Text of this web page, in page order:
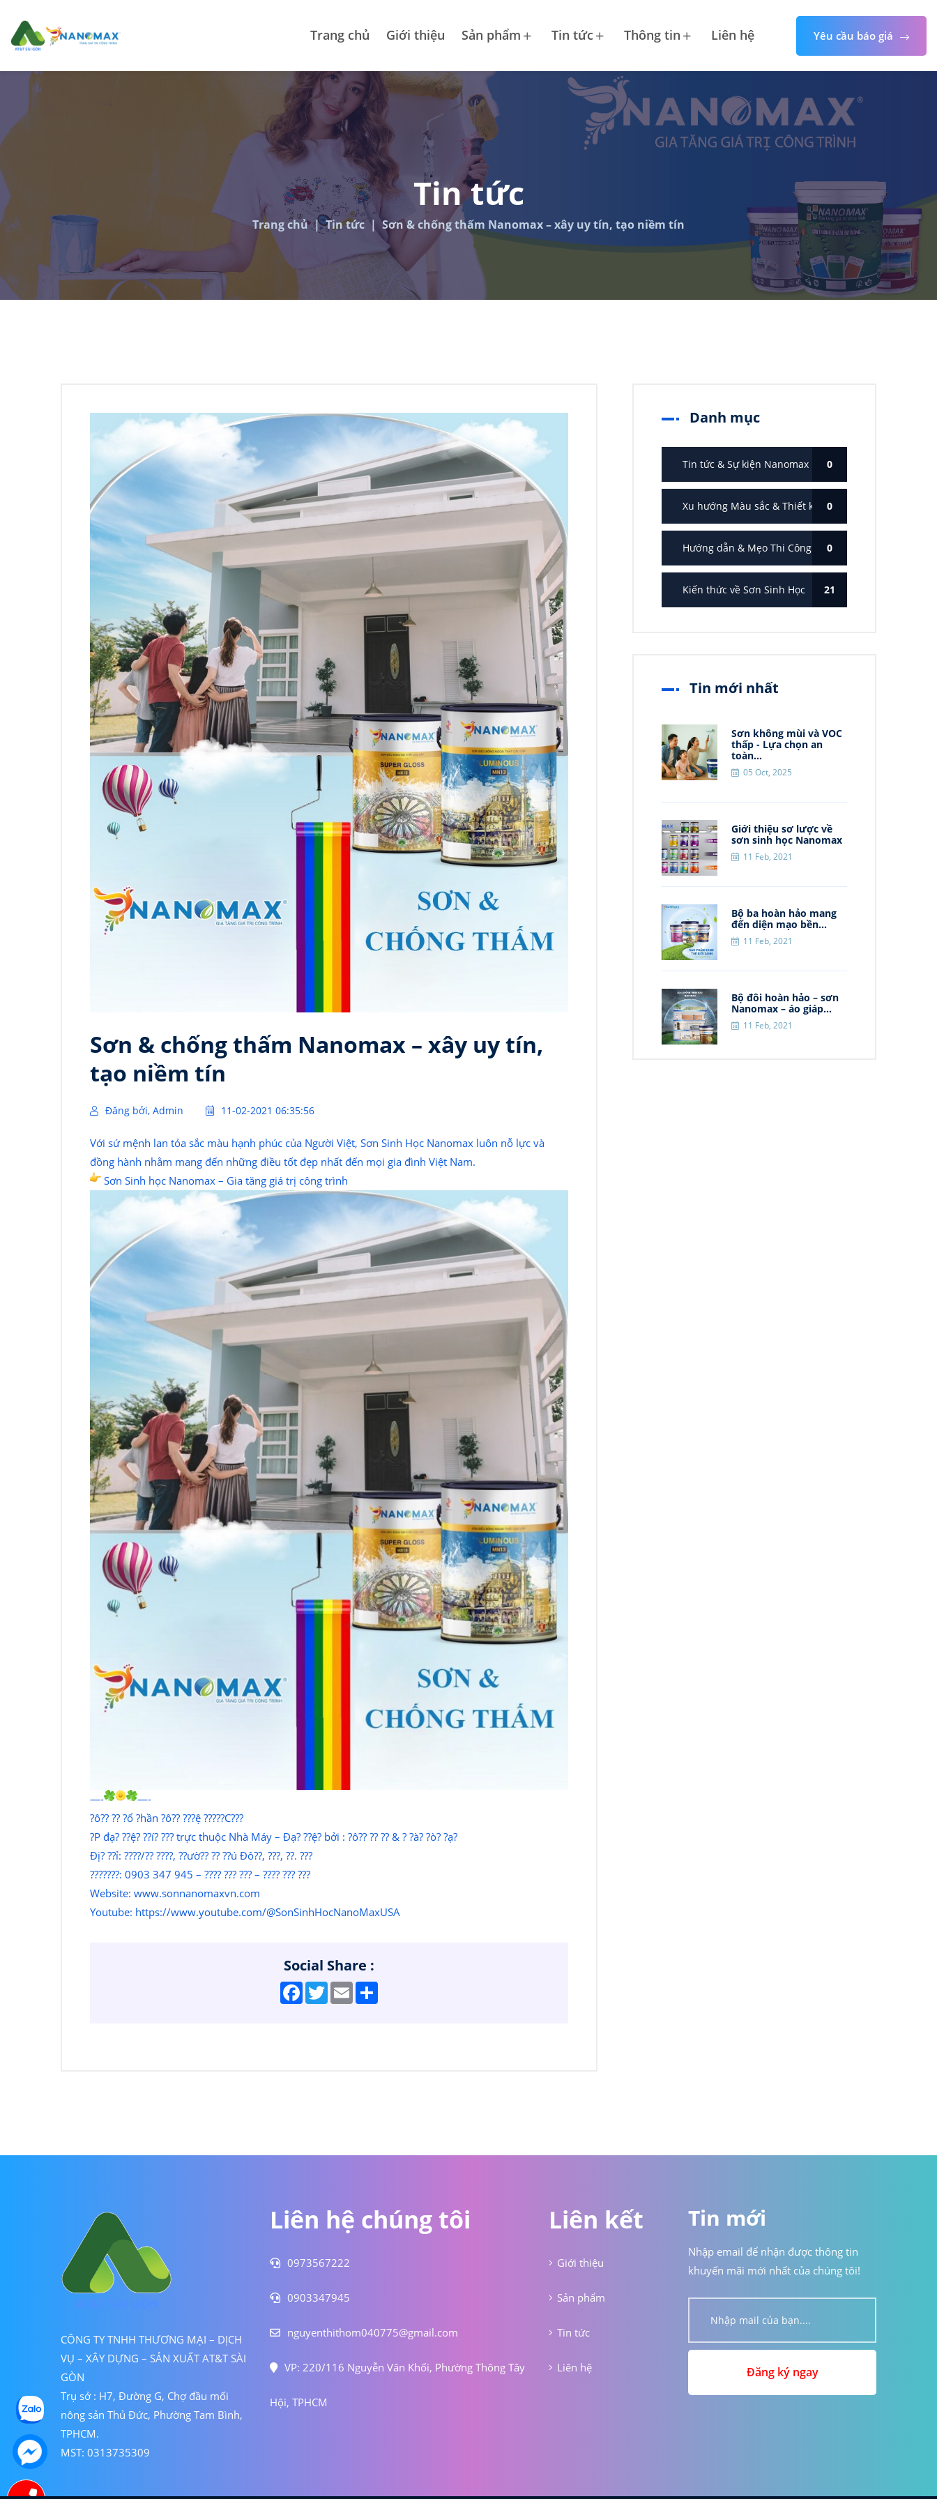
Trang chủ Giới thiệu Sản phẩm Tin tức Thông tin Liên hệ Yêu cầu báo giá
Tin tức
Trang chủ Tin tức Sơn & chống thấm Nanomax – xây uy tín, tạo niềm tín
Sơn & chống thấm Nanomax – xây uy tín,
tạo niềm tín
Đăng bởi, Admin 11-02-2021 06:35:56
Với sứ mệnh lan tỏa sắc màu hạnh phúc của Người Việt, Sơn Sinh Học Nanomax luôn nỗ lực và
đồng hành nhằm mang đến những điều tốt đẹp nhất đến mọi gia đình Việt Nam.
Sơn Sinh học Nanomax – Gia tăng giá trị công trình
—-
—-
?ô?? ?? ?ổ ?hần ?ô?? ???ệ ?????C???
?P đạ? ??ệ? ??í? ??? trực thuộc Nhà Máy – Đạ? ??ệ? bởi : ?ô?? ?? ?? & ? ?à? ?ò? ?ạ?
Đị? ??ỉ: ????/?? ????, ??ườ?? ?? ??ú Đô??, ???, ??. ???
???????: 0903 347 945 – ???? ??? ??? – ???? ??? ???
Website: www.sonnanomaxvn.com
Youtube: https://www.youtube.com/@SonSinhHocNanoMaxUSA
Social Share :
Facebook
TwitterEmail
Danh mục
Tin tức & Sự kiện Nanomax 0
Xu hướng Màu sắc & Thiết kế 0
Hướng dẫn & Mẹo Thi Công 0
Kiến thức về Sơn Sinh Học 21
Tin mới nhất
Sơn không mùi và VOC
thấp - Lựa chọn an
toàn...
05 Oct, 2025
Giới thiệu sơ lược về
sơn sinh học Nanomax
11 Feb, 2021
Bộ ba hoàn hảo mang
đến diện mạo bền...
11 Feb, 2021
Bộ đôi hoàn hảo – sơn
Nanomax – áo giáp...
11 Feb, 2021
CÔNG TY TNHH THƯƠNG MẠI – DỊCH
VỤ – XÂY DỰNG – SẢN XUẤT AT&T SÀI
GÒN
Trụ sở : H7, Đường G, Chợ đầu mối
nông sản Thủ Đức, Phường Tam Bình,
TPHCM.
MST: 0313735309
Liên hệ chúng tôi
0973567222
0903347945
nguyenthithom040775@gmail.com
VP: 220/116 Nguyễn Văn Khối, Phường Thông Tây
Hội, TPHCM
Liên kết
Giới thiệu
Sản phẩm
Tin tức
Liên hệ
Tin mới
Nhập email để nhận được thông tin
khuyến mãi mới nhất của chúng tôi!
Đăng ký ngay